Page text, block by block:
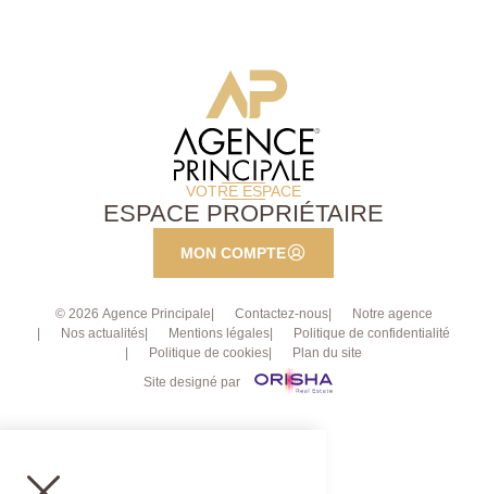
dont honoraires d'état des lieux: 237 € TTC Dépôt de
VOTRE ESPACE
ESPACE PROPRIÉTAIRE
MON COMPTE
© 2026 Agence Principale Contactez-nous
Notre agence
Nos actualités
Mentions légales
Politique de confidentialité
Politique de cookies
Plan du site
Site designé par